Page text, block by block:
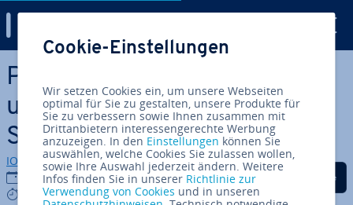
Zum Haupt­in­halt springen
Power­Point in Word
umwandeln: Schritt für
Schritt
IONOS Redaktion
24.05.2022
3 mins
Auf Facebook teilen
Auf Twitter teilen
Auf LinkedIn
Cookie-Einstellungen
Wir setzen Cookies ein, um unsere Webseiten
optimal für Sie zu gestalten, unsere Produkte für
Sie zu verbessern sowie Ihnen zusammen mit
Drittanbietern interessengerechte Werbung
anzuzeigen. In den Einstellungen können Sie
auswählen, welche Cookies Sie zulassen wollen,
sowie Ihre Auswahl jederzeit ändern. Weitere
Infos finden Sie in unserer Richtlinie zur
Verwendung von Cookies und in unseren